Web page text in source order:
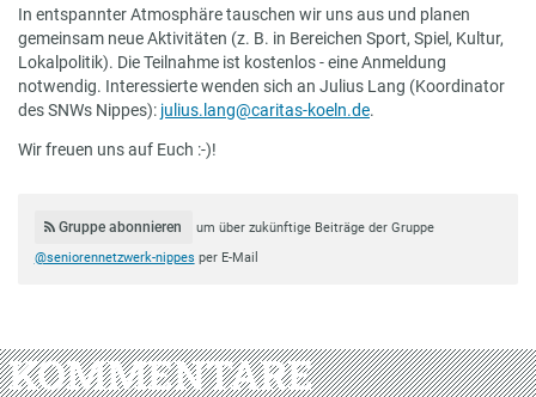
In entspannter Atmosphäre tauschen wir uns aus und planen
gemeinsam neue Aktivitäten (z. B. in Bereichen Sport, Spiel, Kultur,
Lokalpolitik). Die Teilnahme ist kostenlos - eine Anmeldung
notwendig. Interessierte wenden sich an Julius Lang (Koordinator
des SNWs Nippes): julius.lang@caritas-koeln.de.
Wir freuen uns auf Euch :-)!
Gruppe abonnieren
um über zukünftige Beiträge der Gruppe
@seniorennetzwerk-nippes per E-Mail
KOMMENTARE